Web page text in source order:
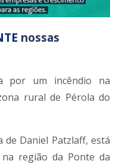
nossas
por um incêndio na
rural de Pérola do
de Daniel Patzlaff, está
região da Ponte da